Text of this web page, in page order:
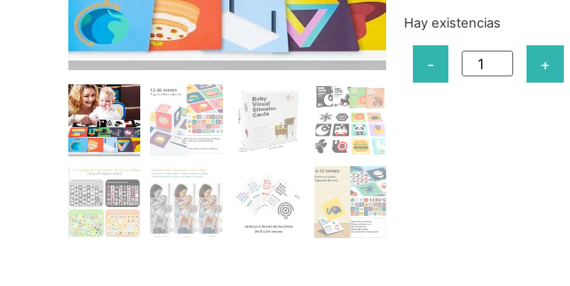
Hay existencias
- +